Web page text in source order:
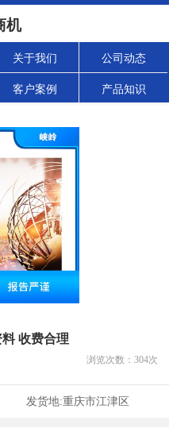
机
关于我们 公司动态
客户案例 产品知识
收费合理
浏览次数： 304次
发货地:重庆市江津区